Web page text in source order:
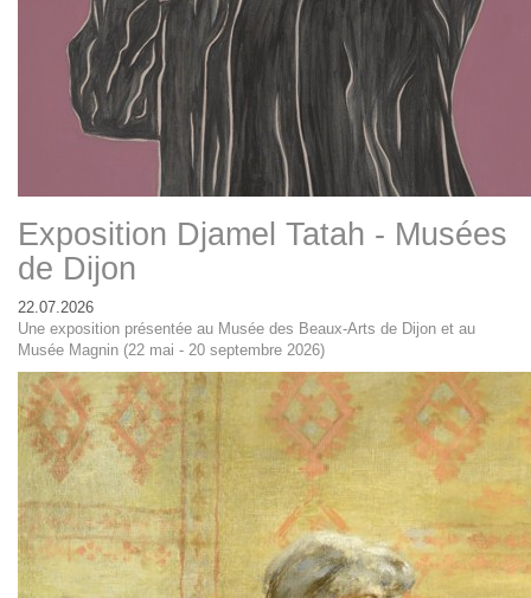
Exposition Djamel Tatah - Musées
de Dijon
22.07.2026
Une exposition présentée au Musée des Beaux-Arts de Dijon et au
Musée Magnin (22 mai - 20 septembre 2026)